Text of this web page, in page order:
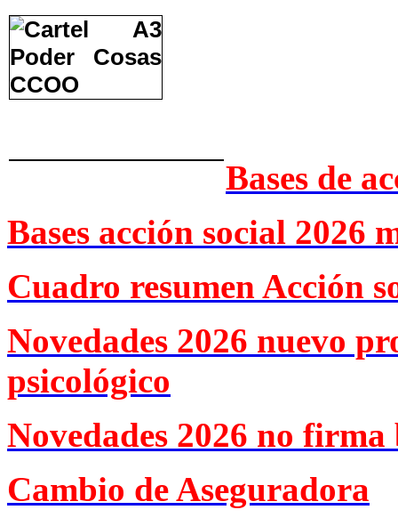
Bases de
Bases acción social 2026
Cuadro resumen Acción
Novedades 2026 nuevo
psicológico
Novedades 2026 no firma
Cambio de Aseguradora